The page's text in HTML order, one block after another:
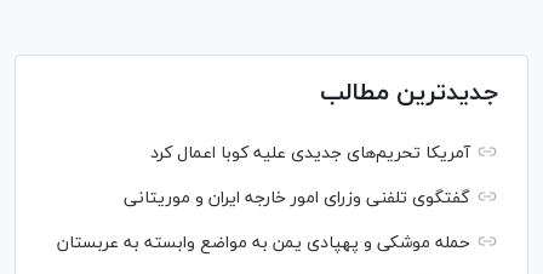
جدیدترین مطالب
آمریکا تحریم‌های جدیدی علیه کوبا اعمال کرد
گفتگوی تلفنی وزرای امور خارجه ایران و موریتانی
حمله موشکی و پهپادی یمن به مواضع وابسته به عربستان